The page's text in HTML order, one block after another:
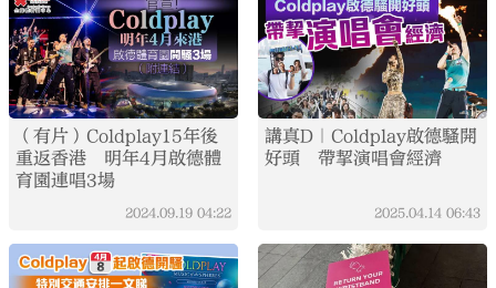
（有片）Coldplay15年後
重返香港 明年4月啟德體
育園連唱3場
2024.09.19 04:22
講真D｜Coldplay啟德騷開
好頭 帶挈演唱會經濟
2025.04.14 06:43